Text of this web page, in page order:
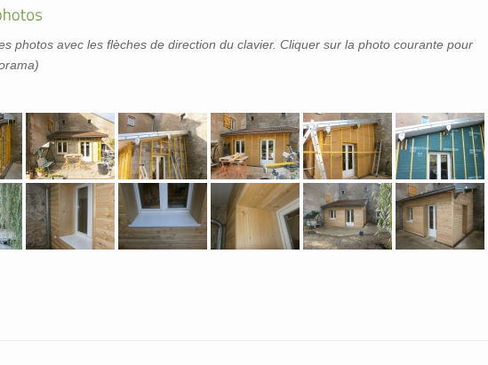
photos avec les flèches de direction du clavier. Cliquer sur la photo courante pour